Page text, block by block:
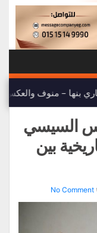
بنها – منوف والعكس
السيسي
بين
No Comment